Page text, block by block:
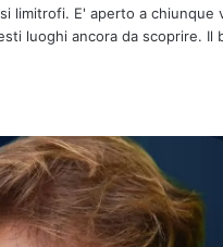
limitrofi. E' aperto a
luoghi ancora da scoprire.